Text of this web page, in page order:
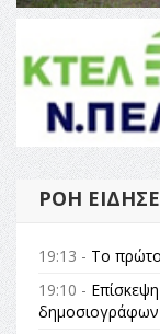
ΡΟΉ
19:13 - Το πρώτο
19:10 -